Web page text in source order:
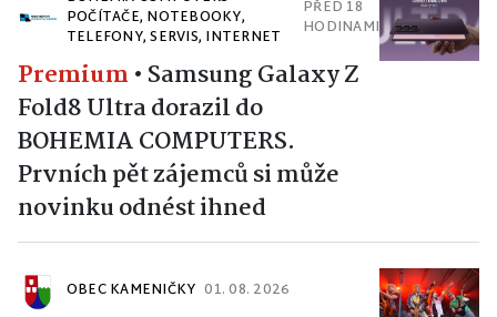
POČÍTAČE, NOTEBOOKY,
TELEFONY, SERVIS, INTERNET
PŘED 18
HODINAMI
Premium • Samsung Galaxy Z
Fold8 Ultra dorazil do
BOHEMIA COMPUTERS.
Prvních pět zájemců si může
novinku odnést ihned
OBEC KAMENIČKY 01. 08. 2026